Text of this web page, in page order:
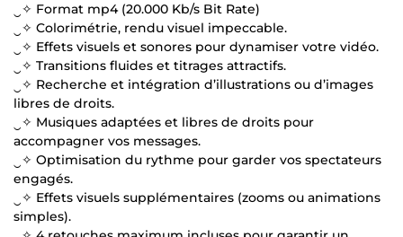
‿✧ Format mp4 (20.000 Kb/s Bit Rate)
‿✧ Colorimétrie, rendu visuel impeccable.
‿✧ Effets visuels et sonores pour dynamiser votre vidéo.
‿✧ Transitions fluides et titrages attractifs.
‿✧ Recherche et intégration d’illustrations ou d’images
libres de droits.
‿✧ Musiques adaptées et libres de droits pour
accompagner vos messages.
‿✧ Optimisation du rythme pour garder vos spectateurs
engagés.
‿✧ Effets visuels supplémentaires (zooms ou animations
simples).